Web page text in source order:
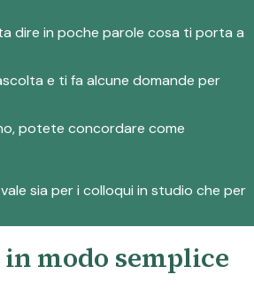
dire in poche parole cosa ti porta a
e ti fa alcune domande per
potete concordare come
sia per i colloqui in studio che per
modo semplice